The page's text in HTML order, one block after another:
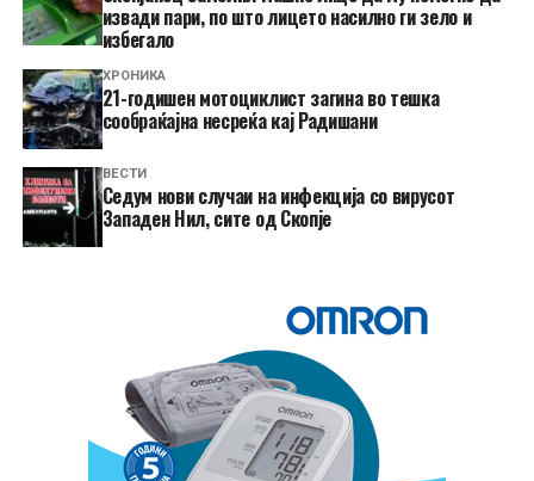
извади пари, по што лицето насилно ги зело и
избегало
ХРОНИКА
21-годишен мотоциклист загина во тешка
сообраќајна несреќа кај Радишани
ВЕСТИ
Седум нови случаи на инфекција со вирусот
Западен Нил, сите од Скопје